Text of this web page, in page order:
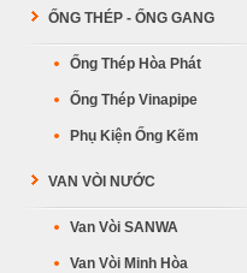
ỐNG THÉP - ỐNG GANG
Ống Thép Hòa Phát
Ống Thép Vinapipe
Phụ Kiện Ống Kẽm
VAN VÒI NƯỚC
Van Vòi SANWA
Van Vòi Minh Hòa